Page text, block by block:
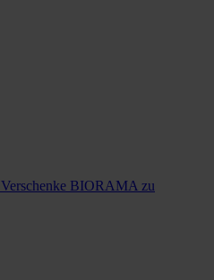
Verschenke BIORAMA zu